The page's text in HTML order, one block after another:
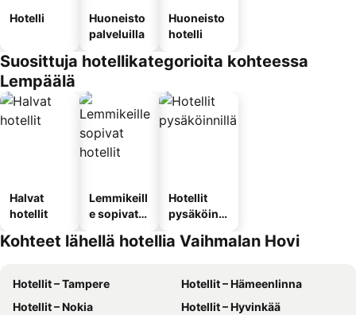
Hotelli
Huoneisto
palveluilla
Huoneisto
hotelli
Suosittuja hotellikategorioita kohteessa
Lempäälä
Halvat
hotellit
Lemmikeill
e sopivat
Hotellit
pysäköinni
Kohteet lähellä hotellia Vaihmalan Hovi
Hotellit – Tampere
Hotellit – Hämeenlinna
Hotellit – Nokia
Hotellit – Hyvinkää